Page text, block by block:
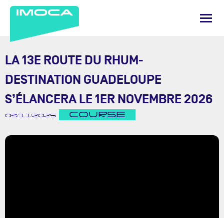
LA 13E ROUTE DU RHUM-
DESTINATION GUADELOUPE
S’ÉLANCERA LE 1ER NOVEMBRE 2026
03/11/2025 COURSE